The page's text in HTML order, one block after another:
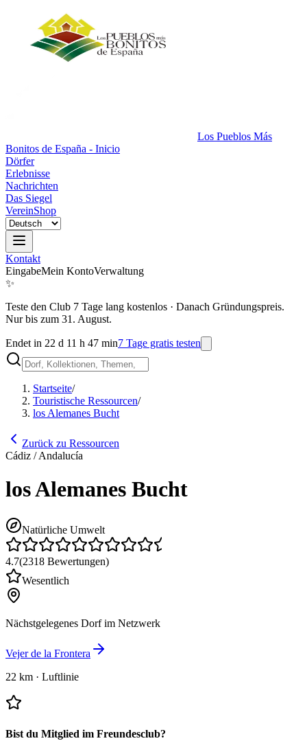
Los Pueblos Más
Bonitos de España - Inicio
Dörfer
Erlebnisse
Nachrichten
Das Siegel
VereinShop
Kontakt
EingabeMein KontoVerwaltung
✨
Teste den Club 7 Tage lang kostenlos · Danach Gründungspreis.
Nur bis zum 31. August.
Endet in 22 d 11 h 47 min7 Tage gratis testen
Startseite/
Touristische Ressourcen/
los Alemanes Bucht
Zurück zu Ressourcen
Cádiz / Andalucía
los Alemanes Bucht
Natürliche Umwelt
4.7(2318 Bewertungen)
Wesentlich
Nächstgelegenes Dorf im Netzwerk
Vejer de la Frontera
22 km · Luftlinie
Bist du Mitglied im Freundesclub?